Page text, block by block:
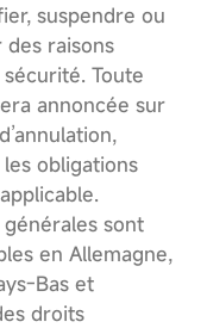
suspendre ou
des raisons
Toute
annoncée sur
obligations
sont
en Allemagne,
Bas et
droits